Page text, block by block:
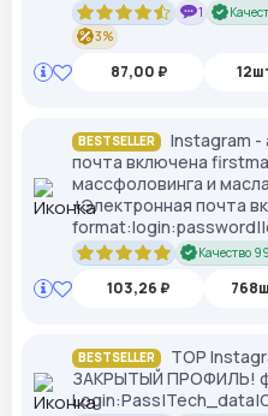
1
3%
87,00 ₽
BESTSELLER
Instagram -
почта включена
массфоловинга и
+Электронная почта
Качество
103,26 ₽
BESTSELLER
TOP
ЗАКРЫТЫЙ ПРОФИЛЬ!